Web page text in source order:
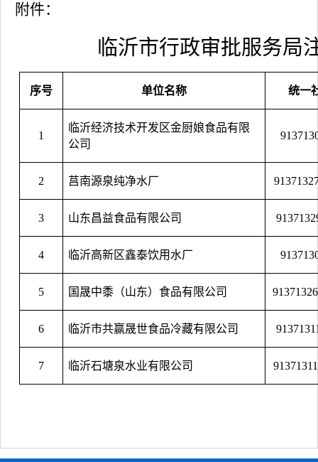
附件：
临沂市行政审批服务局
序号 单位名称 统一
1
临沂经济技术开发区金厨娘食品有限
公司
2 莒南源泉纯净水厂
3 山东昌益食品有限公司
4 临沂高新区鑫泰饮用水厂
5 国晟中黍（山东）食品有限公司
6 临沂市共赢晟世食品冷藏有限公司
7 临沂石塘泉水业有限公司